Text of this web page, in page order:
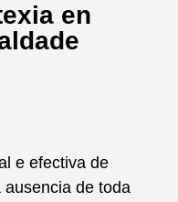
en
e efectiva de
de toda